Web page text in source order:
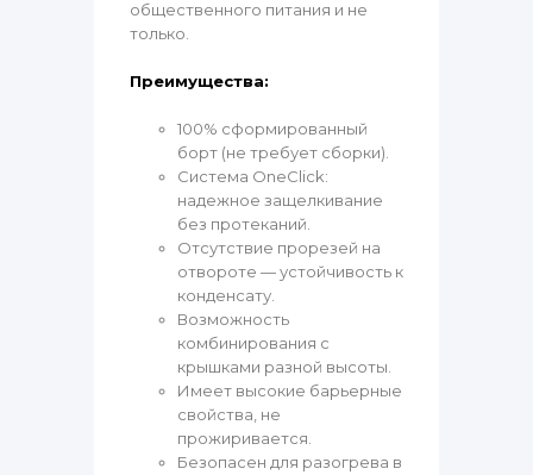
общественного питания и не
только.
Преимущества:
100% сформированный
борт (не требует сборки).
Система OneClick:
надежное защелкивание
без протеканий.
Отсутствие прорезей на
отвороте — устойчивость к
конденсату.
Возможность
комбинирования с
крышками разной высоты.
Имеет высокие барьерные
свойства, не
прожиривается.
Безопасен для разогрева в